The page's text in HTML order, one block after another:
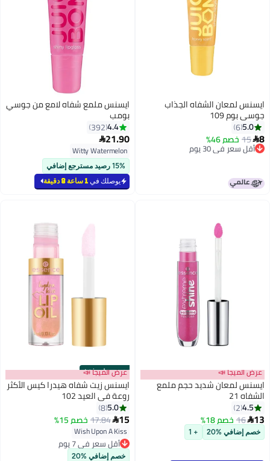
ايسنس لمعان الشفاه الجذاب
جوسي بوم 109
5.0
6
8
15 خصم 46%
أقل سعر في 30 يوم
أقل سعر في 30 يوم
3
ايسنس ملمع شفاه لامع من جوسي
بومب
4.4
392
21.90
Witty Watermelon
15% رصيد مسترجع إضافي
يوصلك في 1 ساعة 8 دقيقة
عرض الميجا 📣
ايسنس لمعان شديد حجم ملمع
الشفاه 21
4.5
2
13
16 خصم 18%
خصم إضافي %20 + 1
حصري على نون
عرض الميجا 📣
ايسنس زيت شفاه هيدرا كيس الأكثر
روعة في العيد 102
5.0
8
15
17.84خصم 15%
Wish Upon A Kiss
أقل سعر في 7 يوم
أقل سعر في 7 يوم
خصم إضافي %20